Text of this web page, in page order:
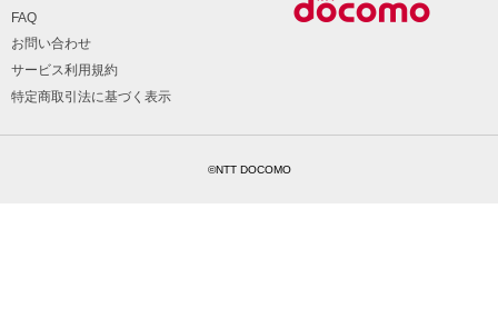
FAQ
お問い合わせ
サービス利用規約
特定商取引法に基づく表示
©NTT DOCOMO